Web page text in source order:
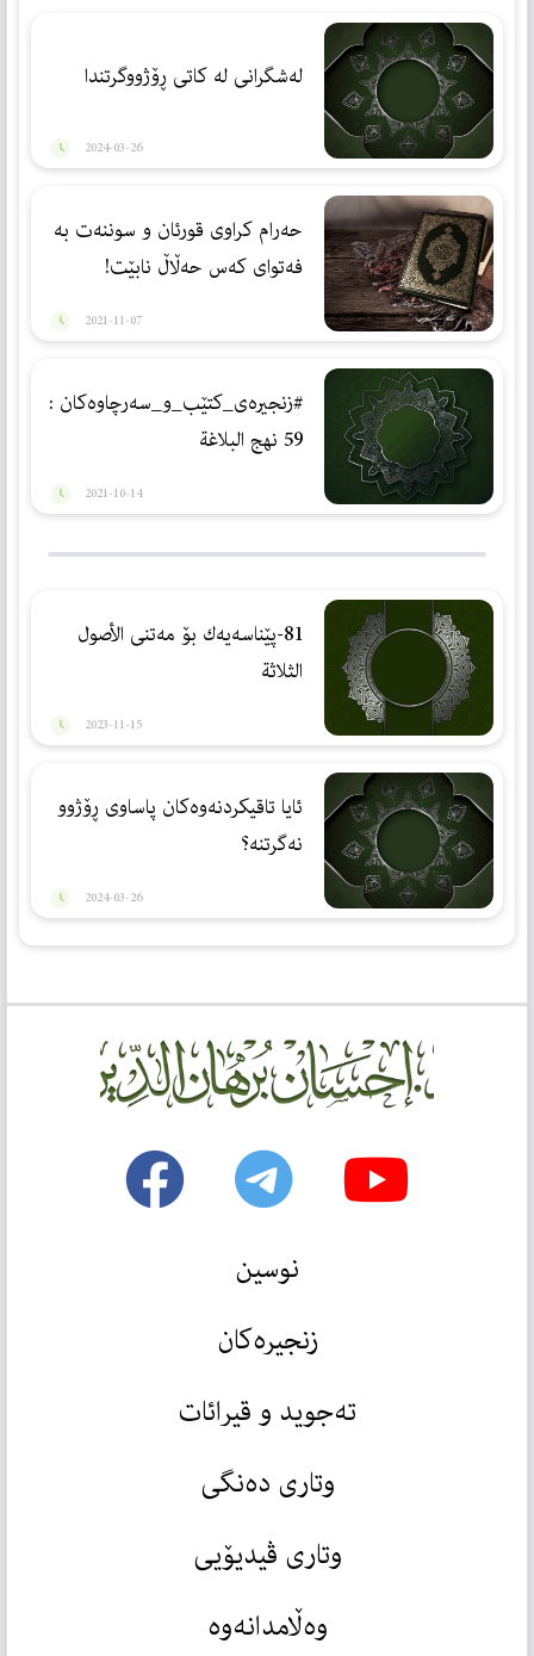
لەشگرانی لە کاتی ڕۆژووگرتندا
2024-03-26
حەرام كراوی قورئان و سوننەت بە
فەتوای كەس حەڵاڵ نابێت!
2021-11-07
#زنجيره‌ى_كتێب_و_سه‌رچاوه‌كان :
59 نهج البلاغة
2021-10-14
81-پێناسەیەك بۆ مەتنی الأصول
الثلاثة
2023-11-15
ئایا تاقیكردنەوەكان پاساوی ڕۆژوو
نەگرتنە؟
2024-03-26
نوسین
زنجیرەکان
تەجوید و قیرائات
وتاری دەنگی
وتاری ڤیدیۆیی
وەڵامدانەوە